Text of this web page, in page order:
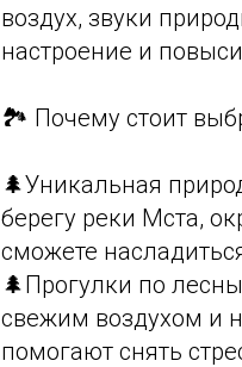
воздух, звуки
настроение и
🏞️ Почему стоит
🌲Уникальная
берегу реки Мста,
сможете
🌲Прогулки по
свежим воздухом и
помогают снять